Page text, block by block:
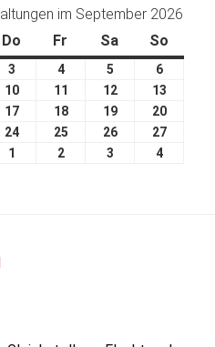
im September 2026
Do Fr Sa So
3 4 5
6
10 11 12
13
17 18 19
20
24 25 26
27
1 2 3 4